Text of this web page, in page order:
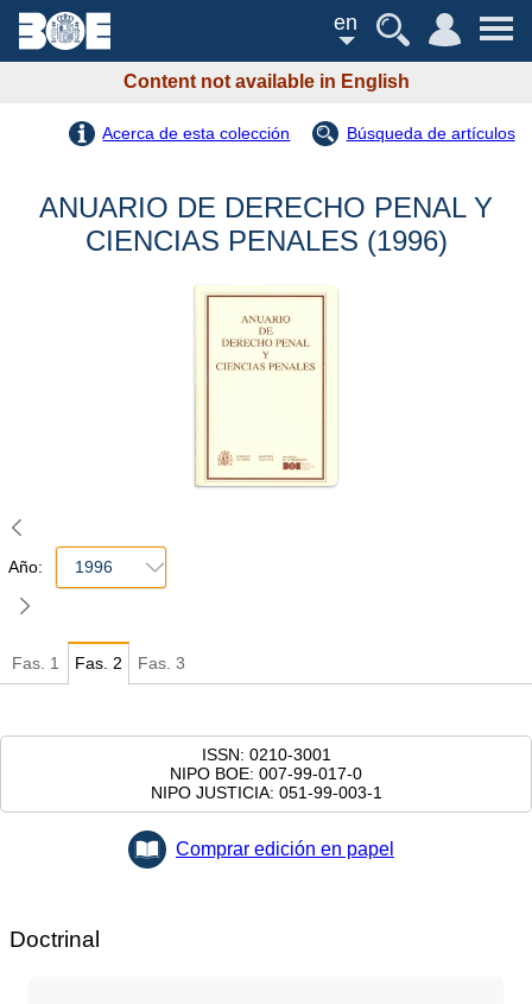
en
Content not available in English
Acerca de esta colección Búsqueda de artículos
ANUARIO DE DERECHO PENAL Y
CIENCIAS PENALES (1996)
Año: 1996
Fas. 1 Fas. 2 Fas. 3
ISSN: 0210-3001
NIPO BOE: 007-99-017-0
NIPO JUSTICIA: 051-99-003-1
Comprar edición en papel
Doctrinal